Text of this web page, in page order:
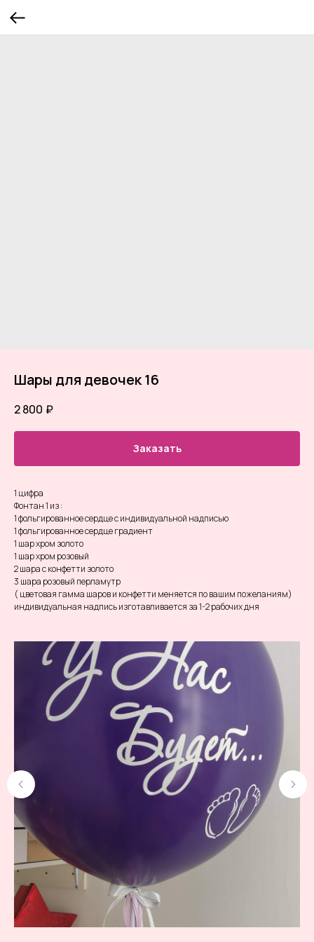
Шары для девочек 16
2 800 ₽
Заказать
1 цифра
Фонтан 1 из :
1 фольгированное сердце с индивидуальной надписью
1 фольгированное сердце градиент
1 шар хром золото
1 шар хром розовый
2 шара с конфетти золото
3 шара розовый перламутр
( цветовая гамма шаров и конфетти меняется по вашим пожеланиям)
индивидуальная надпись изготавливается за 1-2 рабочих дня